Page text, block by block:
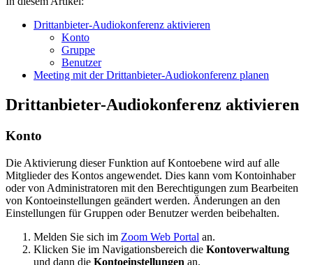
Drittanbieter-Audiokonferenz aktivieren
Konto
Gruppe
Benutzer
Meeting mit der Drittanbieter-Audiokonferenz planen
Drittanbieter-Audiokonferenz aktivieren
Konto
Die Aktivierung dieser Funktion auf Kontoebene wird auf alle
Mitglieder des Kontos angewendet. Dies kann vom Kontoinhaber
oder von Administratoren mit den Berechtigungen zum Bearbeiten
von Kontoeinstellungen geändert werden. Änderungen an den
Einstellungen für Gruppen oder Benutzer werden beibehalten.
Melden Sie sich im Zoom Web Portal an.
Klicken Sie im Navigationsbereich die Kontoverwaltung
und dann die Kontoeinstellungen an.